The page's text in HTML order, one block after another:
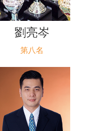
劉亮岑
第八名